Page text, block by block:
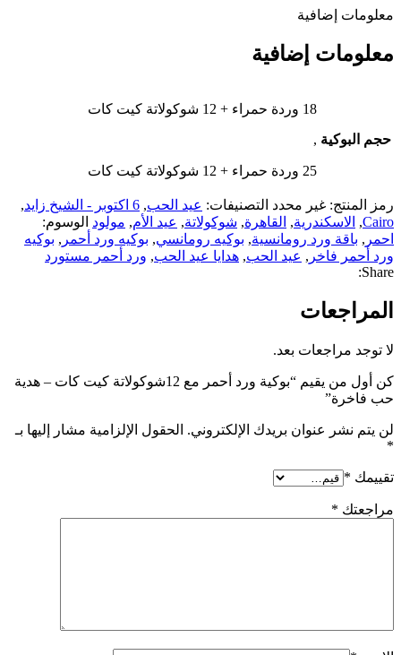
معلومات إضافية
معلومات إضافية
حجم البوكية
18 وردة حمراء + 12 شوكولاتة كيت كات
,
25 وردة حمراء + 12 شوكولاتة كيت كات
رمز المنتج: غير محدد التصنيفات: عيد الحب, 6 اكتوبر - الشيخ زايد
,
Cairo
, الاسكندرية, القاهرة, شوكولاتة, عيد الأم, مولود الوسوم:
احمر , باقة ورد رومانسية, بوكيه رومانسي, بوكيه ورد أحمر , بوكيه
ورد أحمر فاخر , عيد الحب, هدايا عيد الحب, ورد أحمر مستورد
Share:
المراجعات
لا توجد مراجعات بعد.
كن أول من يقيم “بوكية ورد أحمر مع 12شوكولاتة كيت كات – هدية
حب فاخرة”
لن يتم نشر عنوان بريدك الإلكتروني. الحقول الإلزامية مشار إليها بـ
*
تقييمك *
مراجعتك *